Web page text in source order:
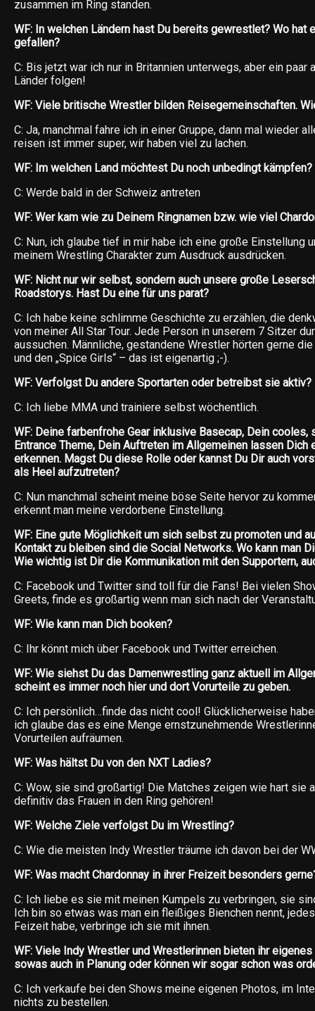
zusammen im Ring standen.
WF: In welchen Ländern hast Du bereits gewrestlet? Wo hat
gefallen?
C: Bis jetzt war ich nur in Britannien unterwegs, aber ein paar
Länder folgen!
WF: Viele britische Wrestler bilden Reisegemeinschaften.
C: Ja, manchmal fahre ich in einer Gruppe, dann mal wieder
reisen ist immer super, wir haben viel zu lachen.
WF: Im welchen Land möchtest Du noch unbedingt kämpfen?
C: Werde bald in der Schweiz antreten
WF: Wer kam wie zu Deinem Ringnamen bzw. wie viel
C: Nun, ich glaube tief in mir habe ich eine große Einstellung
meinem Wrestling Charakter zum Ausdruck ausdrücken.
WF: Nicht nur wir selbst, sondern auch unsere große
Roadstorys. Hast Du eine für uns parat?
C: Ich habe keine schlimme Geschichte zu erzählen, die
von meiner All Star Tour. Jede Person in unserem 7 Sitzer
aussuchen. Männliche, gestandene Wrestler hörten gerne die
und den „Spice Girls“ – das ist eigenartig ;-).
WF: Verfolgst Du andere Sportarten oder betreibst sie aktiv?
C: Ich liebe MMA und trainiere selbst wöchentlich.
WF: Deine farbenfrohe Gear inklusive Basecap, Dein cooles,
Entrance Theme, Dein Auftreten im Allgemeinen lassen Dich
erkennen. Magst Du diese Rolle oder kannst Du Dir auch
als Heel aufzutreten?
C: Nun manchmal scheint meine böse Seite hervor zu
erkennt man meine verdorbene Einstellung.
WF: Eine gute Möglichkeit um sich selbst zu promoten und
Kontakt zu bleiben sind die Social Networks. Wo kann man
Wie wichtig ist Dir die Kommunikation mit den Supportern,
C: Facebook und Twitter sind toll für die Fans! Bei vielen
Greets, finde es großartig wenn man sich nach der
WF: Wie kann man Dich booken?
C: Ihr könnt mich über Facebook und Twitter erreichen.
WF: Wie siehst Du das Damenwrestling ganz aktuell im
scheint es immer noch hier und dort Vorurteile zu geben.
C: Ich persönlich…finde das nicht cool! Glücklicherweise
ich glaube das es eine Menge ernstzunehmende
Vorurteilen aufräumen.
WF: Was hältst Du von den NXT Ladies?
C: Wow, sie sind großartig! Die Matches zeigen wie hart sie
definitiv das Frauen in den Ring gehören!
WF: Welche Ziele verfolgst Du im Wrestling?
C: Wie die meisten Indy Wrestler träume ich davon bei der
WF: Was macht Chardonnay in ihrer Freizeit besonders
C: Ich liebe es sie mit meinen Kumpels zu verbringen, sie
Ich bin so etwas was man ein fleißiges Bienchen nennt,
Feizeit habe, verbringe ich sie mit ihnen.
WF: Viele Indy Wrestler und Wrestlerinnen bieten ihr eigenes
sowas auch in Planung oder können wir sogar schon was
C: Ich verkaufe bei den Shows meine eigenen Photos, im
nichts zu bestellen.